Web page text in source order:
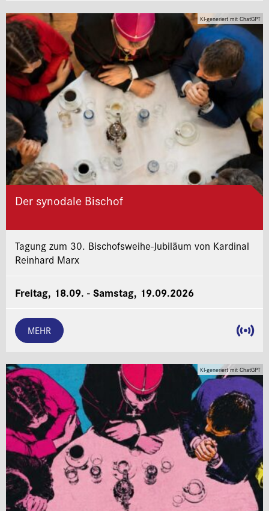
KI-generiert mit ChatGPT
Der synodale Bischof
Tagung zum 30. Bischofsweihe-Jubiläum von Kardinal
Reinhard Marx
Freitag, 18.09. - Samstag, 19.09.2026
MEHR
KI-generiert mit ChatGPT